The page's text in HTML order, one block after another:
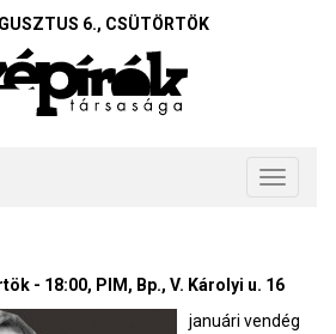
6., CSÜTÖRTÖK
Toggle
- 18:00, PIM, Bp., V. Károlyi u. 16
januári vendég